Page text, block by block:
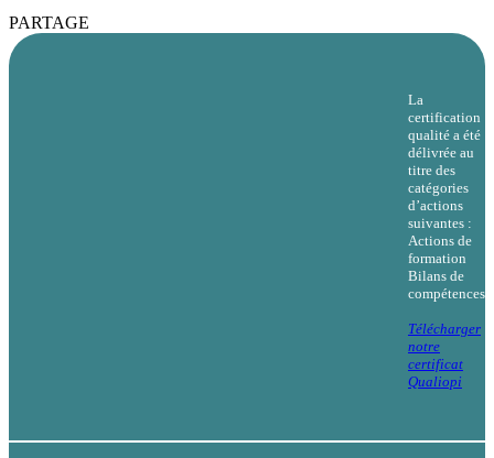
PARTAGE
La
certification
qualité a été
délivrée au
titre des
catégories
d’actions
suivantes :
Actions de
formation
Bilans de
compétences
Télécharger
notre
certificat
Qualiopi